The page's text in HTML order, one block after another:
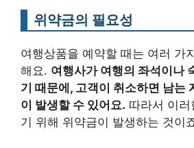
위약금의 필요성
여행상품을 예약할 때는 여러 가
해요. 여행사가 여행의 좌석이나
기 때문에, 고객이 취소하면 남는
이 발생할 수 있어요. 따라서 이
기 위해 위약금이 발생하는 것이